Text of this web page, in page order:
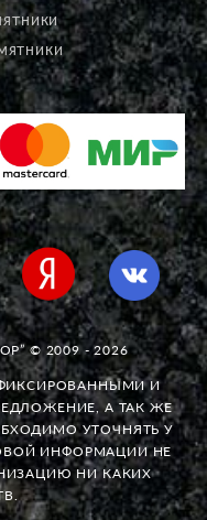
© 2009 - 2026
И
А ТАК ЖЕ
УТОЧНЯТЬ У
ИНФОРМАЦИИ НЕ
НИ КАКИХ